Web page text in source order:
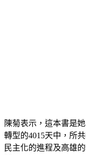
陳菊表示，這本書是
轉型的4015天中，所
民主化的進程及高雄